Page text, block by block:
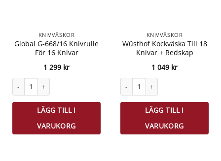
KNIVVÄSKOR
Global G-668/16 Knivrulle
För 16 Knivar
1 299 kr
Global G-668/16 Knivrulle För 16 Knivar mängd
LÄGG TILL I
VARUKORG
KNIVVÄSKOR
Wüsthof Kockväska Till 18
Knivar + Redskap
1 049 kr
Wüsthof Kockväska Till 18 Knivar
LÄGG TILL I
VARUKORG